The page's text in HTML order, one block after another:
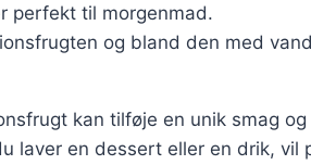
perfekt til morgenmad.
og bland den med
kan tilføje en unik smag
laver en dessert eller en drik, vil